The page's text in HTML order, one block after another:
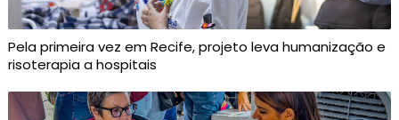
Pela primeira vez em Recife, projeto leva humanização e
risoterapia a hospitais